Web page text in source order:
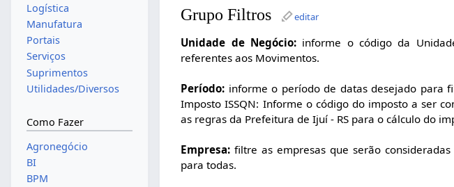
Grupo Filtros editar
Unidade de Negócio:informe o código da
referentes aos Movimentos.
Período: informe o período de datas desejado para
Imposto ISSQN: Informe o código do imposto a ser
as regras da Prefeitura de Ijuí - RS para o cálculo do
Empresa: filtre as empresas que serão
para todas.
Logística
Manufatura
Portais
Serviços
Suprimentos
Utilidades/Diversos
Como Fazer
Agronegócio
BI
BPM